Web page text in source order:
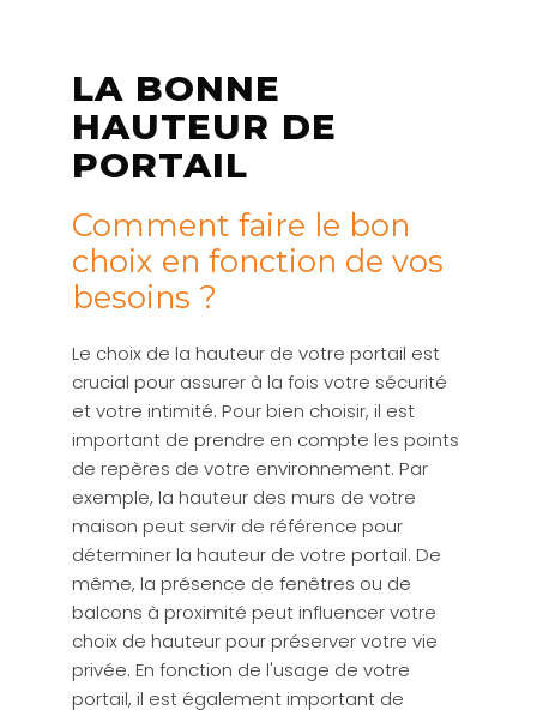
LA BONNE
HAUTEUR DE
PORTAIL
Comment faire le bon
choix en fonction de vos
besoins ?
Le choix de la hauteur de votre portail est
crucial pour assurer à la fois votre sécurité
et votre intimité. Pour bien choisir, il est
important de prendre en compte les points
de repères de votre environnement. Par
exemple, la hauteur des murs de votre
maison peut servir de référence pour
déterminer la hauteur de votre portail. De
même, la présence de fenêtres ou de
balcons à proximité peut influencer votre
choix de hauteur pour préserver votre vie
privée. En fonction de l'usage de votre
portail, il est également important de